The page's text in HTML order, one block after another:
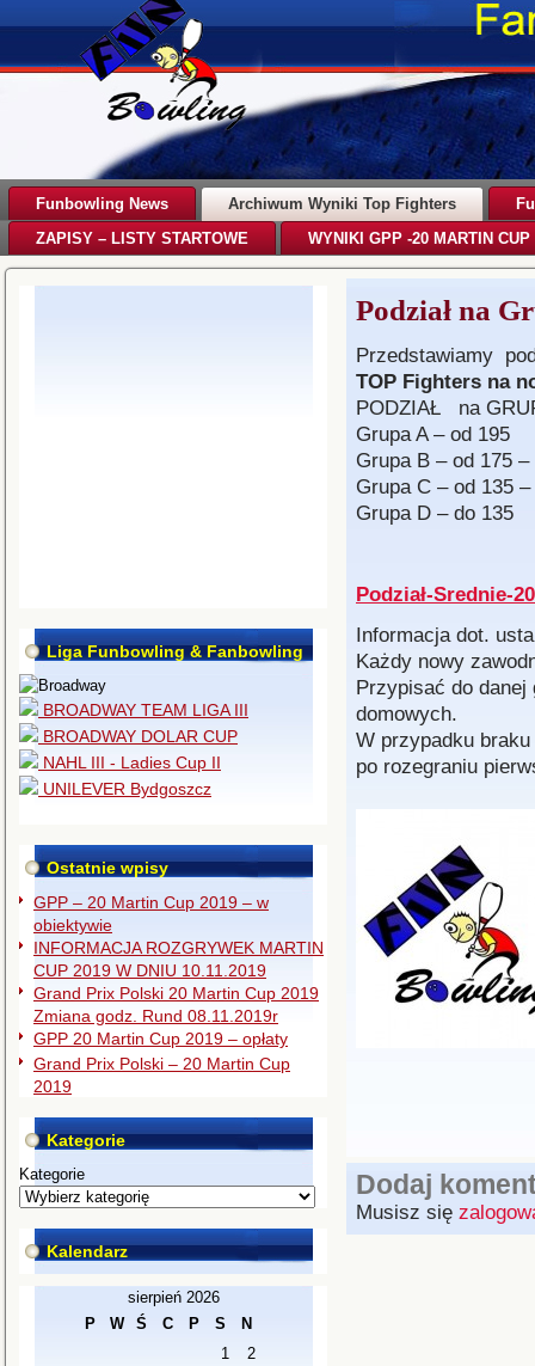
Funbowling News Archiwum Wyniki Top Fighters
ZAPISY – LISTY STARTOWE
WYNIKI GPP -20 MARTIN CUP
Liga Funbowling & Fanbowling
BROADWAY TEAM LIGA III
BROADWAY DOLAR CUP
NAHL III - Ladies Cup II
UNILEVER Bydgoszcz
Ostatnie wpisy
GPP – 20 Martin Cup 2019 – w
obiektywie
INFORMACJA ROZGRYWEK MARTIN
CUP 2019 W DNIU 10.11.2019
Grand Prix Polski 20 Martin Cup 2019
Zmiana godz. Rund 08.11.2019r
GPP 20 Martin Cup 2019 – opłaty
Grand Prix Polski – 20 Martin Cup
2019
Kategorie
Kategorie
Kalendarz
sierpień 2026
P
W Ś C P S N
1
2
Podział na
Przedstawiamy
TOP Fighters na
PODZIAŁ na
Grupa A – od 195
Grupa B – od 175 –
Grupa C – od 135 –
Grupa D – do 135
Podział-Srednie-
Informacja dot.
Każdy nowy
Przypisać do danej
domowych.
W przypadku
po rozegraniu
Dodaj
Musisz się